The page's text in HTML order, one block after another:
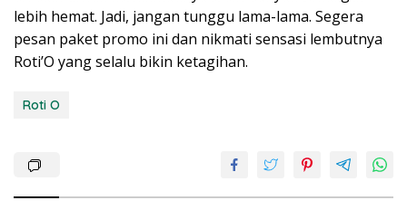
lebih hemat. Jadi, jangan tunggu lama-lama. Segera
pesan paket promo ini dan nikmati sensasi lembutnya
Roti’O yang selalu bikin ketagihan.
Roti O